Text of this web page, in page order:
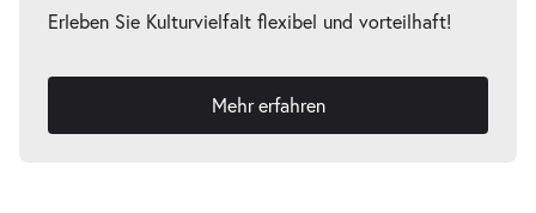
Perfect Match-
Fr. 26.02.2027
19:30–21:30 Uhr
Erleben Sie Kulturvielfalt flexibel und vorteilhaft!
Mehr erfahren